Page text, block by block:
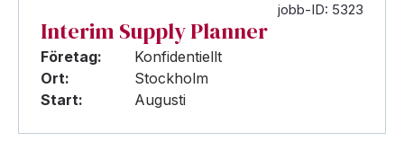
jobb-ID: 5323
Interim Supply Planner
Företag:
Konfidentiellt
Ort:
Stockholm
Start:
Augusti